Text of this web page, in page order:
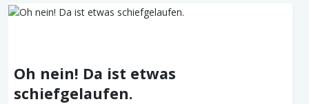
Oh nein! Da ist etwas
schiefgelaufen.